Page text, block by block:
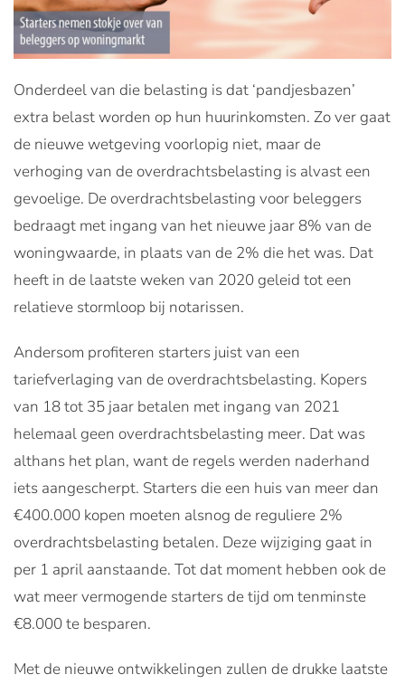
Onderdeel van die belasting is dat ‘pandjesbazen’
extra belast worden op hun huurinkomsten. Zo ver gaat
de nieuwe wetgeving voorlopig niet, maar de
verhoging van de overdrachtsbelasting is alvast een
gevoelige. De overdrachtsbelasting voor beleggers
bedraagt met ingang van het nieuwe jaar 8% van de
woningwaarde, in plaats van de 2% die het was. Dat
heeft in de laatste weken van 2020 geleid tot een
relatieve stormloop bij notarissen.
Andersom profiteren starters juist van een
tariefverlaging van de overdrachtsbelasting. Kopers
van 18 tot 35 jaar betalen met ingang van 2021
helemaal geen overdrachtsbelasting meer. Dat was
althans het plan, want de regels werden naderhand
iets aangescherpt. Starters die een huis van meer dan
€400.000 kopen moeten alsnog de reguliere 2%
overdrachtsbelasting betalen. Deze wijziging gaat in
per 1 april aanstaande. Tot dat moment hebben ook de
wat meer vermogende starters de tijd om tenminste
€8.000 te besparen.
Met de nieuwe ontwikkelingen zullen de drukke laatste